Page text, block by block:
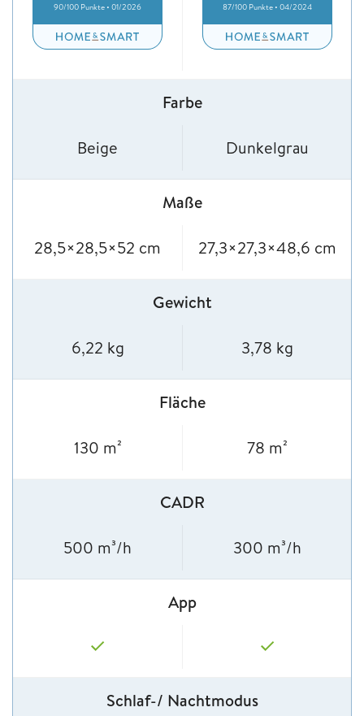
90/100 Punkte • 01/2026 87/100 Punkte • 04/2024
Farbe
Beige Dunkelgrau
Maße
28,5×28,5×52 cm 27,3×27,3×48,6 cm
Gewicht
6,22 kg 3,78 kg
Fläche
130 m² 78 m²
CADR
500 m³/h 300 m³/h
App
Schlaf-/ Nachtmodus